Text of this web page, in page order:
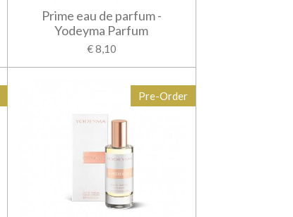
Prime eau de parfum -
Yodeyma Parfum
€ 8,10
Pre-Order